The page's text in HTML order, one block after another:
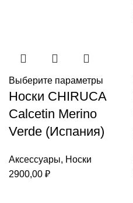
Выберите параметры
Носки CHIRUCA
Calcetin Merino
Verde (Испания)
Аксессуары, Носки
2900,00 ₽